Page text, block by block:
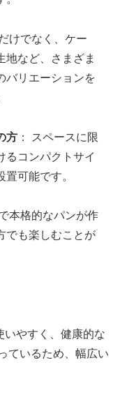
けでなく、ケー
地など、さまざま
バリエーションを
方 ： スペースに限
るコンパクトサイ
可能です。
本格的なパンが作
でも楽しむことが
いやすく、健康的な
ているため、幅広い